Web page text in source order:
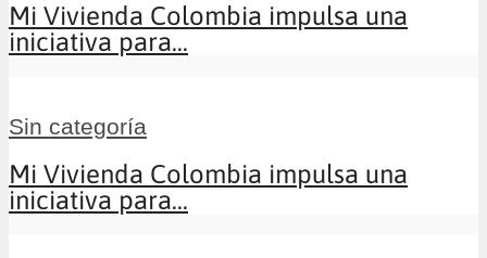
Mi Vivienda Colombia impulsa una
iniciativa para...
Sin categoría
Mi Vivienda Colombia impulsa una
iniciativa para...